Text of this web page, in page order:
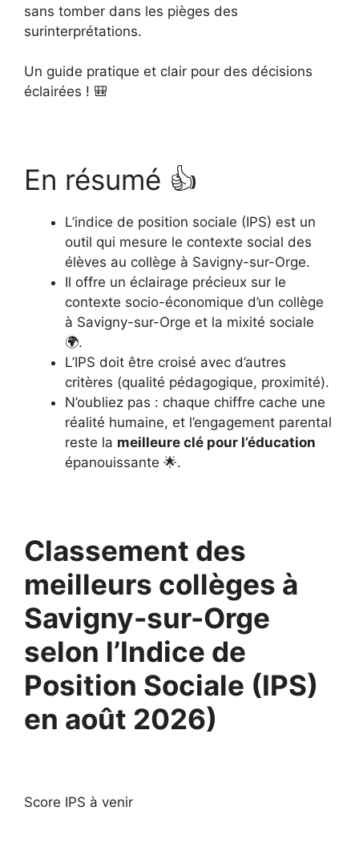
sans tomber dans les pièges des
surinterprétations.
Un guide pratique et clair pour des décisions
éclairées ! 🎒
En résumé 👍
L’indice de position sociale (IPS) est un
outil qui mesure le contexte social des
élèves au collège à Savigny-sur-Orge.
Il offre un éclairage précieux sur le
contexte socio-économique d’un collège
à Savigny-sur-Orge et la mixité sociale
🌍.
L’IPS doit être croisé avec d’autres
critères (qualité pédagogique, proximité).
N’oubliez pas : chaque chiffre cache une
réalité humaine, et l’engagement parental
reste la meilleure clé pour l’éducation
épanouissante 🌟.
Classement des
meilleurs collèges à
Savigny-sur-Orge
selon l’Indice de
Position Sociale (IPS)
en août 2026)
Score IPS à venir